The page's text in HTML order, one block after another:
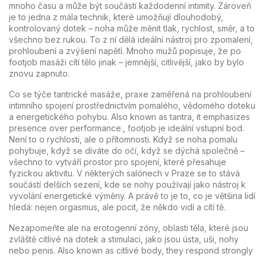
mnoho času a může být součástí každodenní intimity. Zároveň
je to jedna z mála technik, které umožňují dlouhodobý,
kontrolovaný dotek – noha může měnit tlak, rychlost, směr, a to
všechno bez rukou. To z ní dělá ideální nástroj pro zpomalení,
prohloubení a zvýšení napětí. Mnoho mužů popisuje, že po
footjob masáži cítí tělo jinak – jemnější, citlivější, jako by bylo
znovu zapnuto.
Co se týčetantrické masáže praxe zaměřená na prohloubení
intimního spojení prostřednictvím pomalého, vědomého doteku
a energetického pohybu. Also known astantra , it emphasizes
presence over performance. , footjob je ideální vstupní bod.
Není to o rychlosti, ale o přítomnosti. Když se noha pomalu
pohybuje, když se díváte do očí, když se dýchá společně –
všechno to vytváří prostor pro spojení, které přesahuje
fyzickou aktivitu. V některých salónech v Praze se to stává
součástí delších sezení, kde se nohy používají jako nástroj k
vyvolání energetické výměny. A právě to je to, co je většina lidí
hledá: nejen orgasmus, ale pocit, že někdo vidí a cítí tě.
Nezapomeňte ale na erotogenní zóny, oblasti těla, které jsou
zvláště citlivé na dotek a stimulaci, jako jsou ústa, uši, nohy
nebo penis. Also known as citlivé body, they respond strongly